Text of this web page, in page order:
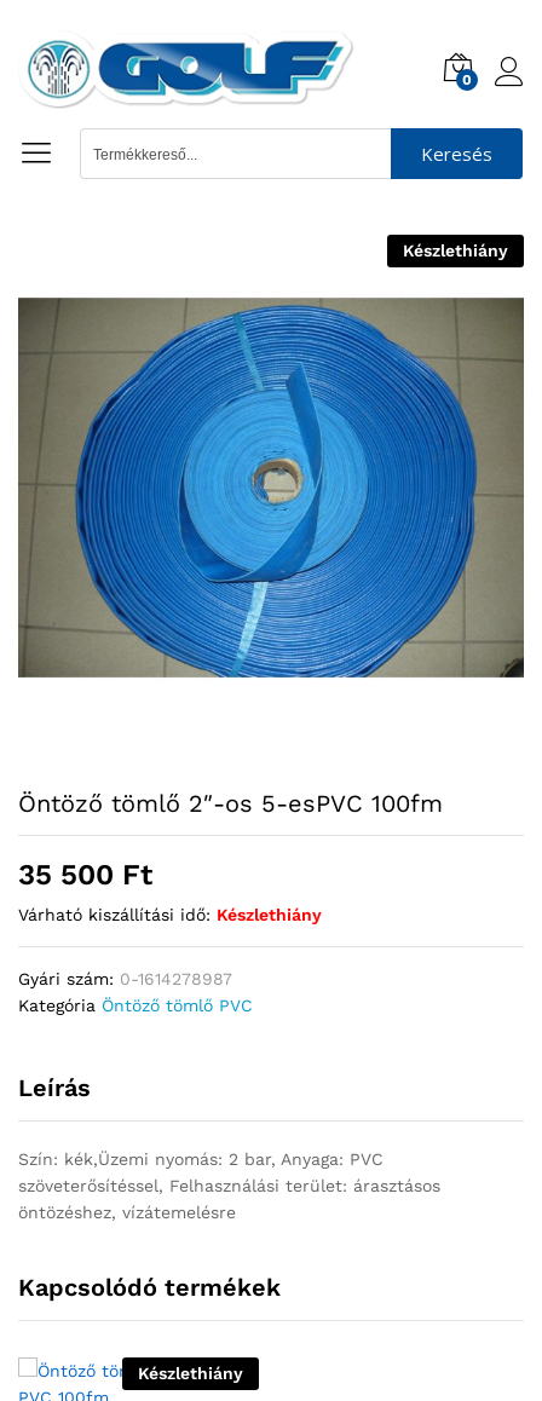
0
Keresés
Készlethiány
Öntöző tömlő 2″-os 5-esPVC 100fm
35 500 Ft
Várható kiszállítási idő: Készlethiány
Gyári szám: 0-1614278987
Kategória Öntöző tömlő PVC
Leírás
Szín: kék,Üzemi nyomás: 2 bar, Anyaga: PVC
szöveterősítéssel, Felhasználási terület: árasztásos
öntözéshez, vízátemelésre
Kapcsolódó termékek
Készlethiány